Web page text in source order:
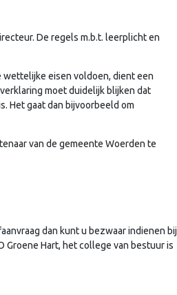
De regels m.b.t. leerplicht en
wettelijke eisen voldoen, dient een
moet duidelijk blijken dat
Het gaat dan bijvoorbeeld om
van de gemeente Woerden te
dan kunt u bezwaar indienen bij
Groene Hart, het college van bestuur is